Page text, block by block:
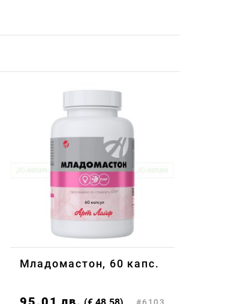
Младомастон, 60 капс.